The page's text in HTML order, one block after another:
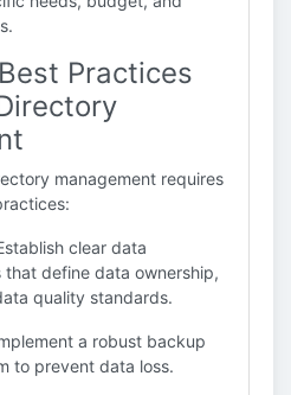
Practices
management requires
clear data
define data ownership,
quality standards.
a robust backup
to prevent data loss.